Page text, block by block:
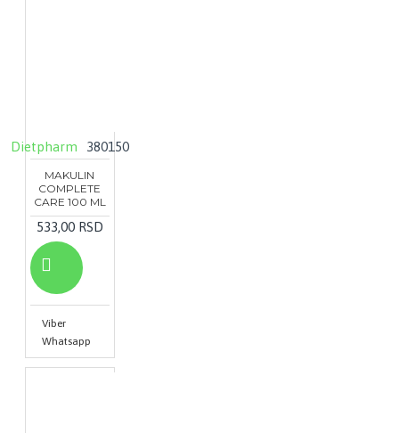
Dietpharm 380150
MAKULIN
COMPLETE
CARE 100 ML
533,00 RSD
Viber
Whatsapp